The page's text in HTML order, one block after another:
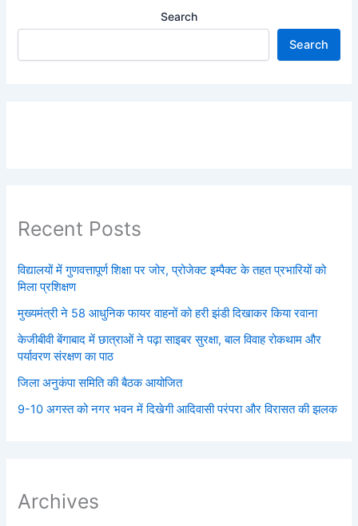
Search
Search
Recent Posts
विद्यालयों में गुणवत्तापूर्ण शिक्षा पर जोर, प्रोजेक्ट इम्पैक्ट के तहत प्रभारियों को
मिला प्रशिक्षण
मुख्यमंत्री ने 58 आधुनिक फायर वाहनों को हरी झंडी दिखाकर किया रवाना
केजीबीवी बेंगाबाद में छात्राओं ने पढ़ा साइबर सुरक्षा, बाल विवाह रोकथाम और
पर्यावरण संरक्षण का पाठ
जिला अनुकंपा समिति की बैठक आयोजित
9-10 अगस्त को नगर भवन में दिखेगी आदिवासी परंपरा और विरासत की झलक
Archives